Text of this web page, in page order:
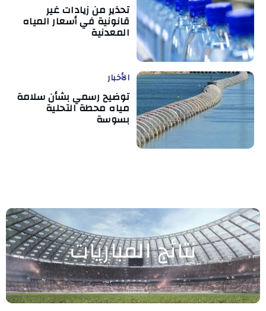
تحذير من زيادات غير
قانونية في أسعار المياه
المعدنية
الأخبار
توضيح رسمي بشأن سلامة
مياه محطة التحلية
بسوسة
نتائج المباريات